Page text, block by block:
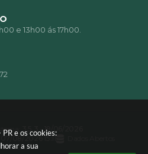
e os cookies:
a sua
e 13h00 ás 17h00.
3.5.3 - 19/06/2026
07/08/2026 15:11